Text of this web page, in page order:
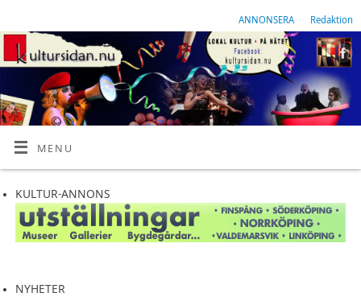
ANNONSERA Redaktion
MENU
KULTUR-ANNONS
NYHETER